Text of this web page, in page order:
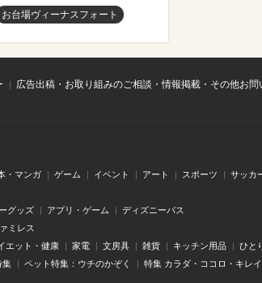
お台場ヴィーナスフォート
広告出稿・お取り組みのご相談・情報掲載・その他お問
・マンガ ゲーム イベント アート スポーツ サッカ
グッズ アプリ・ゲーム ディズニーパス
ミレス
エット・健康 家電 文房具 雑貨 キッチン用品 ひと
集 ペット特集：ウチのかぞく 特集 カラダ・ココロ・キレイ